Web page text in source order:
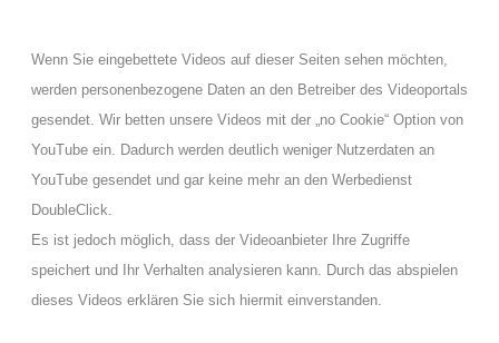
Wenn Sie eingebettete Videos auf dieser Seiten sehen möchten,
werden personenbezogene Daten an den Betreiber des Videoportals
gesendet. Wir betten unsere Videos mit der „no Cookie“ Option von
YouTube ein. Dadurch werden deutlich weniger Nutzerdaten an
YouTube gesendet und gar keine mehr an den Werbedienst
DoubleClick.
Es ist jedoch möglich, dass der Videoanbieter Ihre Zugriffe
speichert und Ihr Verhalten analysieren kann. Durch das abspielen
dieses Videos erklären Sie sich hiermit einverstanden.